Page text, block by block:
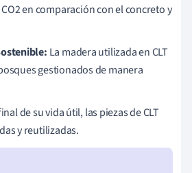
en comparación con el concreto y
La madera utilizada en CLT
gestionados de manera
de su vida útil, las piezas de CLT
y reutilizadas.